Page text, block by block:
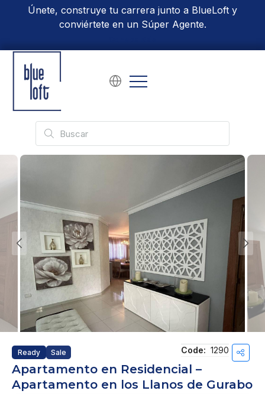
Únete, construye tu carrera junto a BlueLoft y
conviértete en un Súper Agente.
Ready Sale Code: 1290
Apartamento en Residencial –
Apartamento en los Llanos de Gurabo